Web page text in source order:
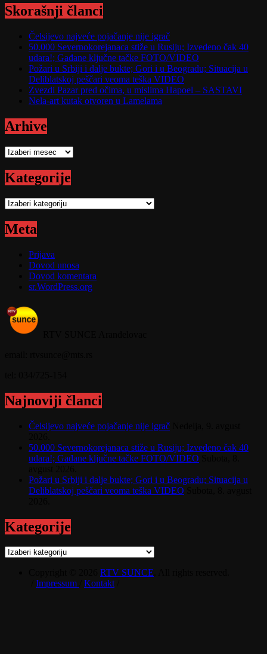
Skorašnji članci
Čelsijevo najveće pojačanje nije igrač
50.000 Severnokorejanaca stiže u Rusiju; Izvedeno čak 40
udara!; Gađane ključne tačke FOTO/VIDEO
Požari u Srbiji i dalje bukte; Gori i u Beogradu; Situacija u
Deliblatskoj peščari veoma teška VIDEO
Zvezdi Pazar pred očima, u mislima Hapoel – SASTAVI
Nela-art kutak otvoren u Lamelama
Arhive
Arhive
Kategorije
Kategorije
Meta
Prijava
Dovod unosa
Dovod komentara
sr.WordPress.org
Najnoviji članci
Čelsijevo najveće pojačanje nije igrač
50.000 Severnokorejanaca stiže u Rusiju; Izvedeno čak 40
udara!; Gađane ključne tačke FOTO/VIDEO
Požari u Srbiji i dalje bukte; Gori i u Beogradu; Situacija u
Deliblatskoj peščari veoma teška VIDEO
Kategorije
Kategorije
RTV SUNCE
Impressum Kontakt/